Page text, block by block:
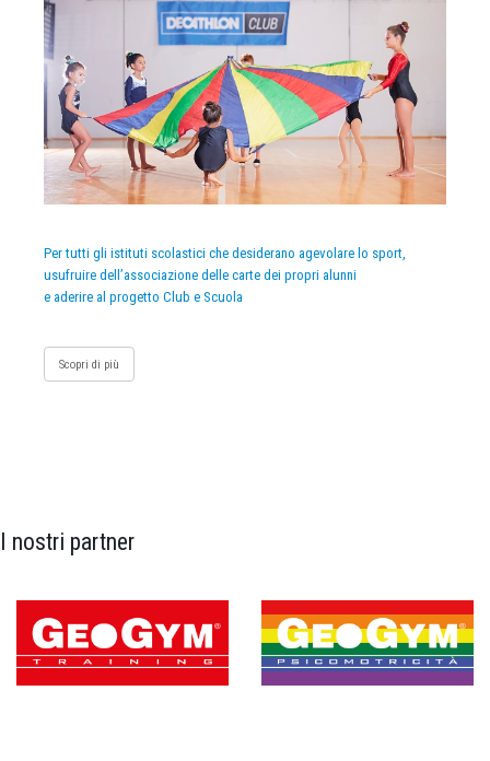
Per tutti gli istituti scolastici che desiderano agevolare lo sport,
usufruire dell’associazione delle carte dei propri alunni
e aderire al progetto Club e Scuola
Scopri di più
I nostri partner